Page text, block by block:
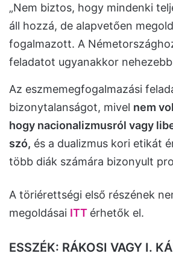
„Nem biztos, hogy mindenki
áll hozzá, de alapvetően
fogalmazott. A
feladatot ugyanakkor
Az eszmemegfogalmazási
bizonytalanságot, mivel nem
hogy nacionalizmusról vagy
szó, és a dualizmus kori etikát
több diák számára bizonyult
A töriérettségi első részének
megoldásai ITT érhetők el.
ESSZÉK: RÁKOSI VAGY I.